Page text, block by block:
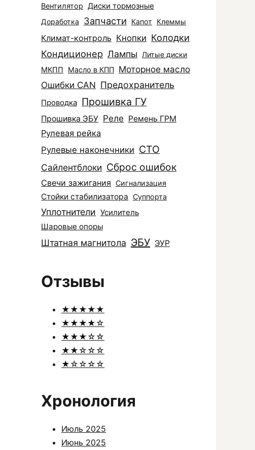
Вентилятор Диски тормозные
Доработка Запчасти Капот Клеммы
Климат-контроль Кнопки Колодки
Кондиционер Лампы Литые диски
МКПП Масло в КПП
Моторное масло
Ошибки CAN Предохранитель
Проводка Прошивка ГУ
Прошивка ЭБУ Реле Ремень ГРМ
Рулевая рейка
Рулевые наконечники СТО
Сайлентблоки Сброс ошибок
Свечи зажигания Сигнализация
Стойки стабилизатора Суппорта
Уплотнители Усилитель
Шаровые опоры
Штатная магнитола ЭБУ ЭУР
Отзывы
★★★★★
★★★★☆
★★★☆☆
★★☆☆☆
★☆☆☆☆
Хронология
Июль 2025
Июнь 2025